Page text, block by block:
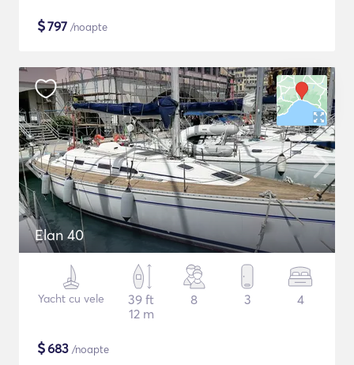
$797 /noapte
Elan 40
Yacht cu vele
39 ft
12 m
8 3 4
$683 /noapte